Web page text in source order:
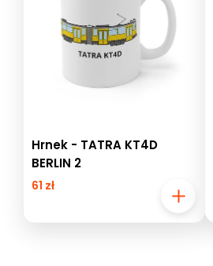
Hrnek - TATRA KT4D
BERLIN 2
61 zł